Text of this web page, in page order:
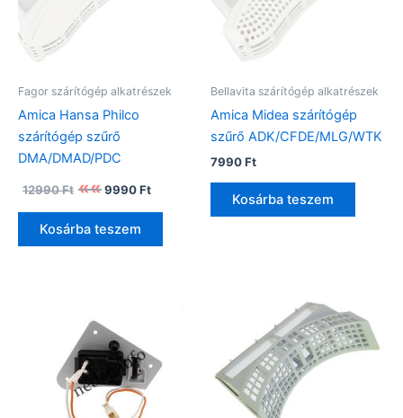
Fagor szárítógép alkatrészek
Amica Hansa Philco
szárítógép szűrő
DMA/DMAD/PDC
12990Ft
Original
price
was:
12990 Ft.
9990Ft
price
is:
Kosárba teszem
Bellavita szárítógép alkatrészek
Amica Midea szárítógép
szűrő ADK/CFDE/MLG/WTK
7990Ft
Kosárba teszem